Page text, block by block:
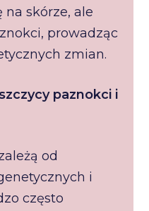
na skórze, ale
prowadząc
zmian.
paznokci i
od
i
często